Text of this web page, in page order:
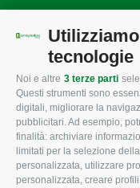
tecnologie
Noi e altre 3 terze parti
Questi strumenti sono
digitali, migliorare la
pubblicitari. Ad esempio,
finalità: archiviare
limitati per la selezione
personalizzata, utilizzare
personalizzata, creare
CONFAGRICOLTURA
ROVIGO
L'Associazione
Missione e Progetto
Organigramma